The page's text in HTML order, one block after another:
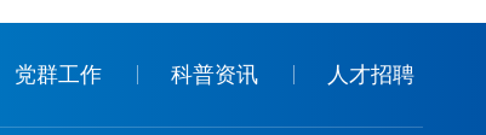
党群工作 科普资讯 人才招聘